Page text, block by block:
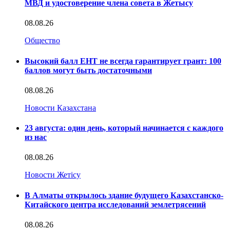
МВД и удостоверение члена совета в Жетысу
08.08.26
Общество
Высокий балл ЕНТ не всегда гарантирует грант: 100
баллов могут быть достаточными
08.08.26
Новости Казахстана
23 августа: один день, который начинается с каждого
из нас
08.08.26
Новости Жетісу
В Алматы открылось здание будущего Казахстанско-
Китайского центра исследований землетрясений
08.08.26